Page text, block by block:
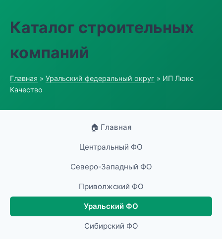
Каталог строительных
компаний
Главная » Уральский федеральный округ » ИП Люкс
Качество
🏠 Главная
Центральный ФО
Северо-Западный ФО
Приволжский ФО
Уральский ФО
Сибирский ФО